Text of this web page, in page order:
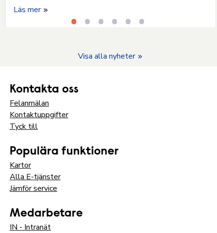
Läs mer
Visa alla nyheter
Kontakta oss
Felanmälan
Kontaktuppgifter
Tyck till
Populära funktioner
Kartor
Alla E-tjänster
Jämför service
Medarbetare
IN - Intranät